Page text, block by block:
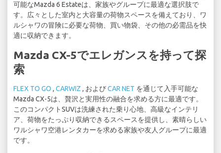
可能なMazda 6 Estateは、家族やグループに最適な選択肢で
す。広々とした室内と大容量の荷物スペースを備えており、ワ
ルシャワの冒険に必要な荷物、買い物袋、その他の必需品を快
適に収納できます。
Mazda CX-5でエレガンスを持って探
索
FLEX TO GO , CARWIZ , およびCAR NET を通じて入手可能な
Mazda CX-5は、贅沢と実用性の融合を求める方に最適です。
このコンパクトSUVは洗練された乗り心地、高級なインテリ
ア、荷物をたっぷり収納できるスペースを提供し、素晴らしい
ワルシャワ空港レンタカーを求める家族や友人グループに最適
です。